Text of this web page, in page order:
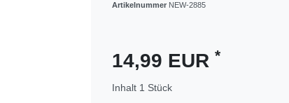
Artikelnummer NEW-2885
14,99 EUR *
Inhalt 1 Stück